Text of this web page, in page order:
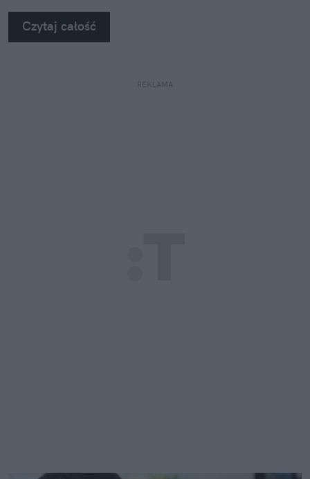
na własne oczy zobaczyć, jak profesjonaliści radzą
sobie z takimi uszkodzeniami.
Czytaj całość
REKLAMA